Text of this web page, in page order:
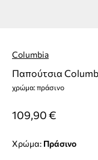
Columbia
Παπούτσια
χρώμα: πράσινο
109,90 €
Χρώμα: πράσινο